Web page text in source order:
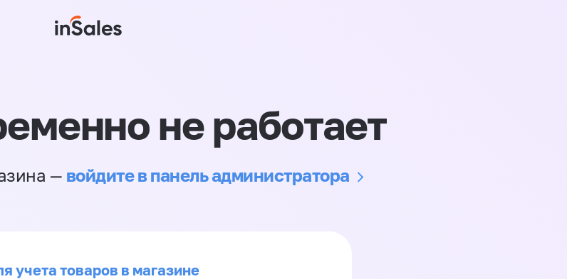
не работает
— войдите в панель администратора
учета товаров в магазине